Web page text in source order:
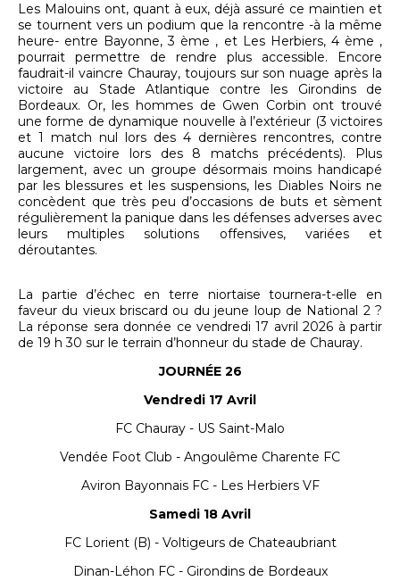
Les Malouins ont, quant à eux, déjà assuré ce maintien et
se tournent vers un podium que la rencontre -à la même
heure- entre Bayonne, 3 ème , et Les Herbiers, 4 ème ,
pourrait permettre de rendre plus accessible. Encore
faudrait-il vaincre Chauray, toujours sur son nuage après la
victoire au Stade Atlantique contre les Girondins de
Bordeaux. Or, les hommes de Gwen Corbin ont trouvé
une forme de dynamique nouvelle à l’extérieur (3 victoires
et 1 match nul lors des 4 dernières rencontres, contre
aucune victoire lors des 8 matchs précédents). Plus
largement, avec un groupe désormais moins handicapé
par les blessures et les suspensions, les Diables Noirs ne
concèdent que très peu d’occasions de buts et sèment
régulièrement la panique dans les défenses adverses avec
leurs multiples solutions offensives, variées et
déroutantes.
La partie d’échec en terre niortaise tournera-t-elle en
faveur du vieux briscard ou du jeune loup de National 2 ?
La réponse sera donnée ce vendredi 17 avril 2026 à partir
de 19 h 30 sur le terrain d’honneur du stade de Chauray.
JOURNÉE 26
Vendredi 17 Avril
FC Chauray - US Saint-Malo
Vendée Foot Club - Angoulême Charente FC
Aviron Bayonnais FC - Les Herbiers VF
Samedi 18 Avril
FC Lorient (B) - Voltigeurs de Chateaubriant
Dinan-Léhon FC - Girondins de Bordeaux